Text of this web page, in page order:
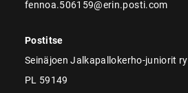
fennoa.506159@erin.posti.com
Postitse
Seinäjoen Jalkapallokerho-juniorit ry
PL 59149